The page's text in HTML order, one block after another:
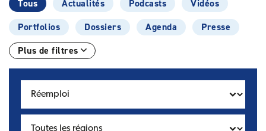
Tous Actualités Podcasts
Vidéos
Portfolios
Dossiers Agenda
Presse
Plus de filtres